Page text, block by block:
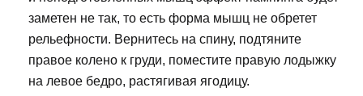
заметен не так, то есть форма мышц не обретет
рельефности. Вернитесь на спину, подтяните
правое колено к груди, поместите правую лодыжку
на левое бедро, растягивая ягодицу.